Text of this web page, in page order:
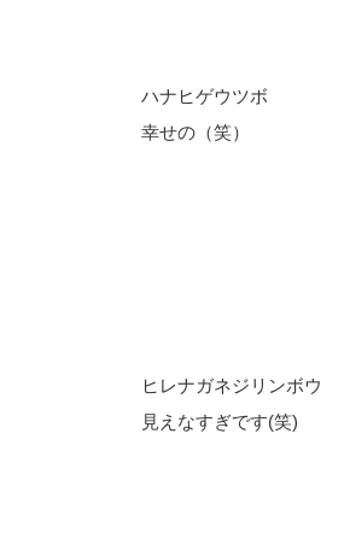
ハナヒゲウツボ
幸せの（笑）
ヒレナガネジリンボウ
見えなすぎです(笑)